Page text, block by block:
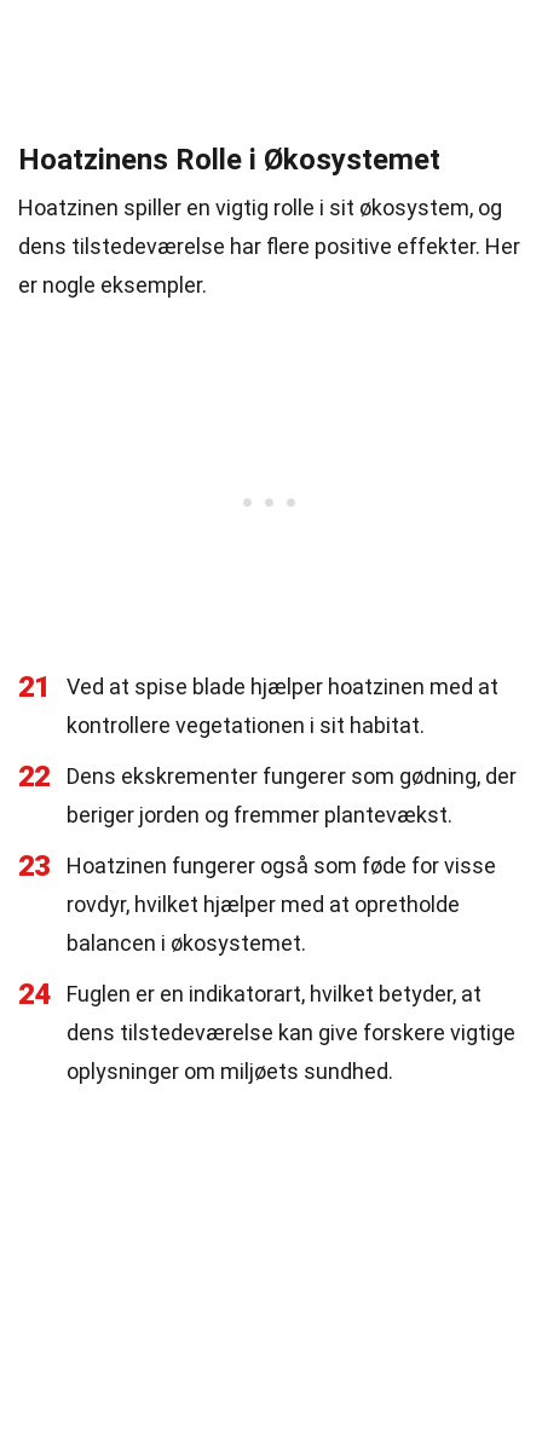
Hoatzinens Rolle i Økosystemet
Hoatzinen spiller en vigtig rolle i sit økosystem, og
dens tilstedeværelse har flere positive effekter. Her
er nogle eksempler.
21
Ved at spise blade hjælper hoatzinen med at
kontrollere vegetationen i sit habitat.
22
Dens ekskrementer fungerer som gødning, der
beriger jorden og fremmer plantevækst.
23
Hoatzinen fungerer også som føde for visse
rovdyr, hvilket hjælper med at opretholde
balancen i økosystemet.
24
Fuglen er en indikatorart, hvilket betyder, at
dens tilstedeværelse kan give forskere vigtige
oplysninger om miljøets sundhed.